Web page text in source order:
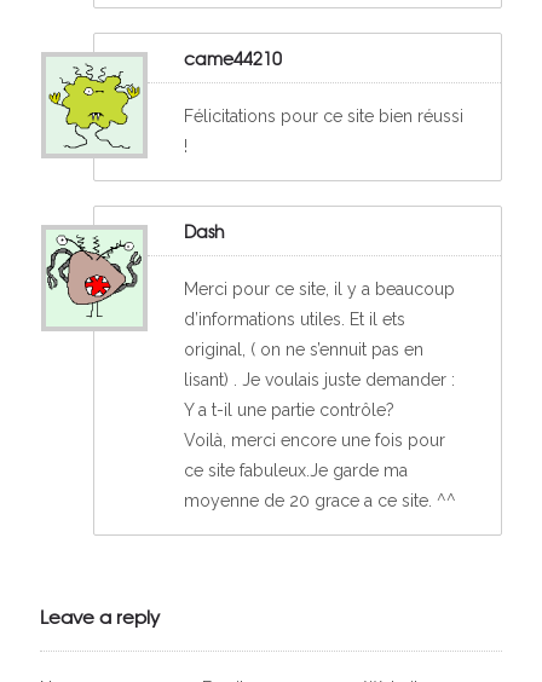
came44210
Félicitations pour ce site bien réussi
!
Dash
Merci pour ce site, il y a beaucoup
d’informations utiles. Et il ets
original, ( on ne s’ennuit pas en
lisant) . Je voulais juste demander :
Y a t-il une partie contrôle?
Voilà, merci encore une fois pour
ce site fabuleux.Je garde ma
moyenne de 20 grace a ce site. ^^
Leave a reply